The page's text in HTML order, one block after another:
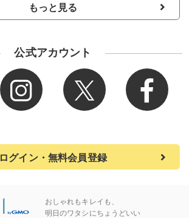
もっと見る
公式アカウント
ログイン・無料会員登録
おしゃれもキレイも、
明日のワタシにちょうどいい